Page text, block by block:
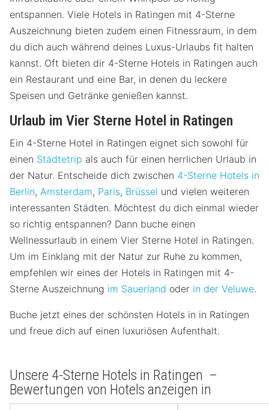
entspannen. Viele Hotels in Ratingen mit 4-Sterne
Auszeichnung bieten zudem einen Fitnessraum, in dem
du dich auch während deines Luxus-Urlaubs fit halten
kannst. Oft bieten dir 4-Sterne Hotels in Ratingen auch
ein Restaurant und eine Bar, in denen du leckere
Speisen und Getränke genießen kannst.
Urlaub im Vier Sterne Hotel in Ratingen
Ein 4-Sterne Hotel in Ratingen eignet sich sowohl für
einen Städtetrip als auch für einen herrlichen Urlaub in
der Natur. Entscheide dich zwischen 4-Sterne Hotels in
Berlin, Amsterdam, Paris, Brüssel und vielen weiteren
interessanten Städten. Möchtest du dich einmal wieder
so richtig entspannen? Dann buche einen
Wellnessurlaub in einem Vier Sterne Hotel in Ratingen.
Um im Einklang mit der Natur zur Ruhe zu kommen,
empfehlen wir eines der Hotels in Ratingen mit 4-
Sterne Auszeichnung im Sauerland oder in der Veluwe.
Buche jetzt eines der schönsten Hotels in in Ratingen
und freue dich auf einen luxuriösen Aufenthalt.
Unsere 4-Sterne Hotels in Ratingen –
Bewertungen von Hotels anzeigen in